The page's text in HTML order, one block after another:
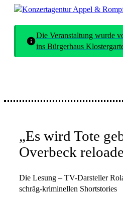
Konzertagentur Appel &
Die Veranstaltung wurde
ins Bürgerhaus
„Es wird Tote
Overbeck
Die Lesung – TV-Darsteller
schräg-kriminellen Shortstories